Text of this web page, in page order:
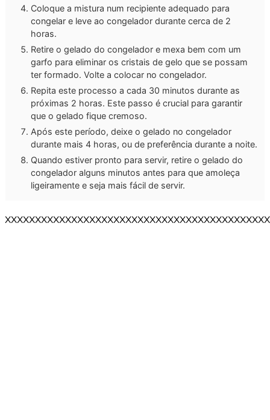
Coloque a mistura num recipiente adequado para
congelar e leve ao congelador durante cerca de 2
horas.
Retire o gelado do congelador e mexa bem com um
garfo para eliminar os cristais de gelo que se possam
ter formado. Volte a colocar no congelador.
Repita este processo a cada 30 minutos durante as
próximas 2 horas. Este passo é crucial para garantir
que o gelado fique cremoso.
Após este período, deixe o gelado no congelador
durante mais 4 horas, ou de preferência durante a noite.
Quando estiver pronto para servir, retire o gelado do
congelador alguns minutos antes para que amoleça
ligeiramente e seja mais fácil de servir.